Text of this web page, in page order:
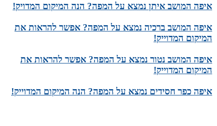
איפה המושב איתן נמצא על המפה? הנה המיקום המדויק!
איפה המושב ברכיה נמצא על המפה? אפשר להראות את
המיקום המדוייק!
איפה המושב נטור נמצא על המפה? אפשר להראות את
המיקום המדוייק!
איפה כפר חסידים נמצא על המפה? הנה המיקום המדוייק!